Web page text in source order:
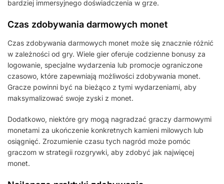
bardziej immersyjnego doświadczenia w grze.
Czas zdobywania darmowych monet
Czas zdobywania darmowych monet może się znacznie różnić
w zależności od gry. Wiele gier oferuje codzienne bonusy za
logowanie, specjalne wydarzenia lub promocje ograniczone
czasowo, które zapewniają możliwości zdobywania monet.
Gracze powinni być na bieżąco z tymi wydarzeniami, aby
maksymalizować swoje zyski z monet.
Dodatkowo, niektóre gry mogą nagradzać graczy darmowymi
monetami za ukończenie konkretnych kamieni milowych lub
osiągnięć. Zrozumienie czasu tych nagród może pomóc
graczom w strategii rozgrywki, aby zdobyć jak najwięcej
monet.